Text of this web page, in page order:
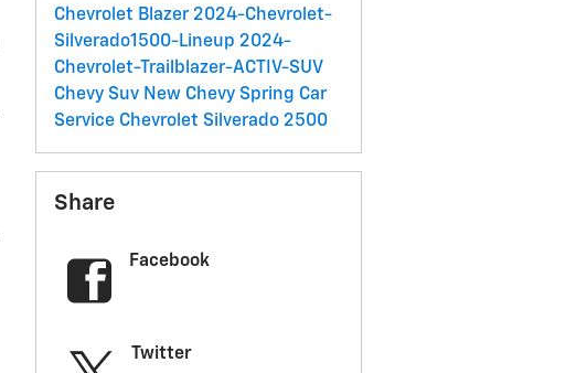
Chevrolet Blazer 2024-Chevrolet-
Silverado1500-Lineup 2024-
Chevrolet-Trailblazer-ACTIV-SUV
Chevy Suv New Chevy Spring Car
Service Chevrolet Silverado 2500
Share
Facebook
Twitter